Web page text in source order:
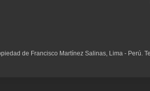
de Francisco Martínez Salinas, Lima - Perú.